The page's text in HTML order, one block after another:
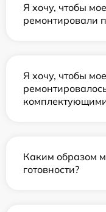
Я хочу, чтобы
ремонтировали
Я хочу, чтобы
Каким образом
готовности?